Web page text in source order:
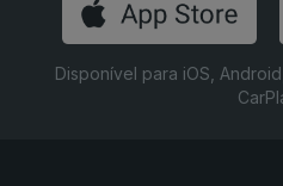
Disponível para iOS,